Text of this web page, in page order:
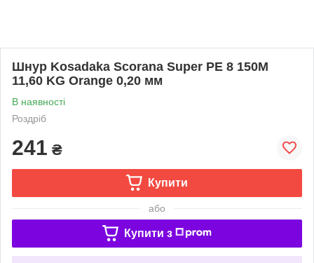
Шнур Kosadaka Scorana Super PE 8 150M
11,60 KG Orange 0,20 мм
В наявності
Роздріб
241 ₴
Купити
або
Купити з